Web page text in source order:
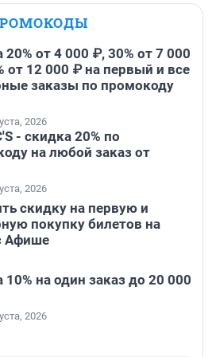
20% от 4 000 ₽, 30% от 7 000
от 12 000 ₽ на первый и все
заказы по промокоду
2026
- скидка 20% по
на любой заказ от
2026
скидку на первую и
покупку билетов на
Афише
10% на один заказ до 20 000
2026